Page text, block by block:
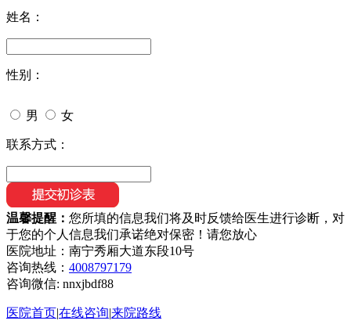
姓名：
性别：
男 女
联系方式：
温馨提醒： 您所填的信息我们将及时反馈给医生进行诊断，对
于您的个人信息我们承诺绝对保密！请您放心
医院地址：南宁秀厢大道东段10号
咨询热线： 4008797179
咨询微信: nnxjbdf88
医院首页|在线咨询|来院路线